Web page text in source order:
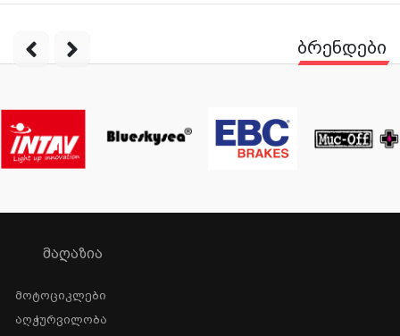
ბრენდები
ᲛᲐᲦᲐᲖᲘᲐ
Მოტოციკლები
Აღჭურვილობა